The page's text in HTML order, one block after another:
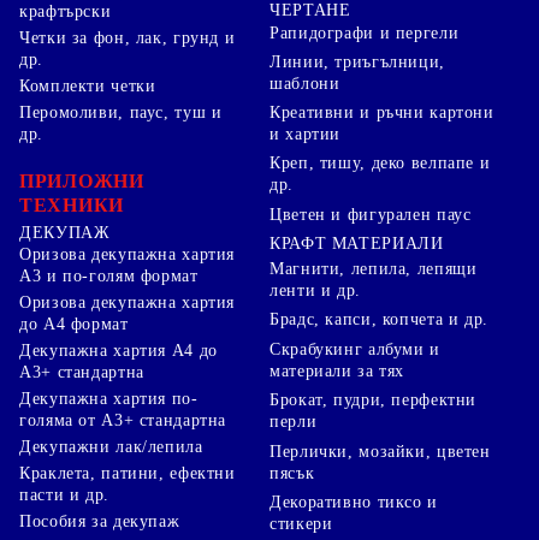
крафтърски
Четки за фон, лак, грунд и
др.
Комплекти четки
ЧЕРТАНЕ
Рапидографи и пергели
Линии, триъгълници,
шаблони
Перомоливи, паус, туш и
др.
ПРИЛОЖНИ
ТЕХНИКИ
ДЕКУПАЖ
Оризова декупажна хартия
А3 и по-голям формат
Оризова декупажна хартия
до А4 формат
Декупажна хартия А4 до
А3+ стандартна
Декупажна хартия по-
голяма от А3+ стандартна
Декупажни лак/лепила
Краклета, патини, ефектни
пасти и др.
Пособия за декупаж
Креативни и ръчни картони
и хартии
Креп, тишу, деко велпапе и
др.
Цветен и фигурален паус
КРАФТ МАТЕРИАЛИ
Магнити, лепила, лепящи
ленти и др.
Брадс, капси, копчета и др.
Скрабукинг албуми и
материали за тях
Брокат, пудри, перфектни
перли
Перлички, мозайки, цветен
пясък
Декоративно тиксо и
стикери